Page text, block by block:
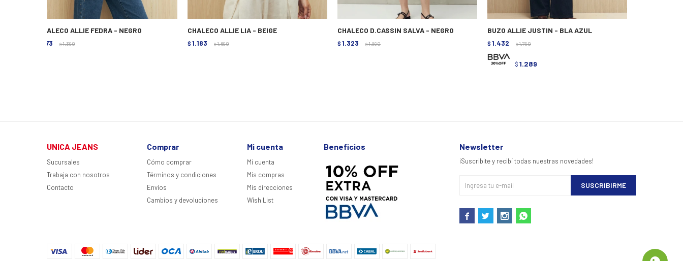
CHALECO ALLIE FEDRA - NEGRO
973 $ 1.390
CHALECO ALLIE LIA - BEIGE
$ 1.183 $ 1.690
CHALECO D.CASSIN SALVA - NEGRO
$ 1.323 $ 1.890
BUZO ALLIE JUSTIN - BLA AZUL
$ 1.432 $ 1.790
$ 1.289
UNICA JEANS
Sucursales
Trabaja con nosotros
Contacto
Comprar
Cómo comprar
Términos y condiciones
Envíos
Cambios y devoluciones
Mi cuenta
Mi cuenta
Mis compras
Mis direcciones
Wish List
Beneficios Newsletter
¡Suscribite y recibí todas nuestras novedades!
SUSCRIBIRME
   